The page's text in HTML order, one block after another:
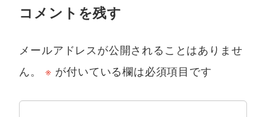
コメントを残す
メールアドレスが公開されることはありませ
ん。
※ が付いている欄は必須項目です